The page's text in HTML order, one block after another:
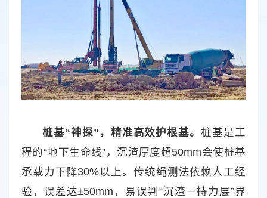
桩基“神探”，精准高效护根基。桩基是工
程的“地下生命线”，沉渣厚度超50mm会使桩基
承载力下降30%以上。传统绳测法依赖人工经
验，误差达±50mm，易误判“沉渣－持力层”界